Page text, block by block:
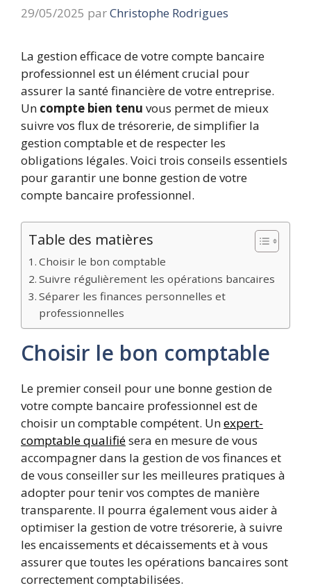
29/05/2025 parChristophe Rodrigues
La gestion efficace de votre compte bancaire
professionnel est un élément crucial pour
assurer la santé financière de votre entreprise.
Un compte bien tenu vous permet de mieux
suivre vos flux de trésorerie, de simplifier la
gestion comptable et de respecter les
obligations légales. Voici trois conseils essentiels
pour garantir une bonne gestion de votre
compte bancaire professionnel.
Table des matières
Choisir le bon comptable
Suivre régulièrement les opérations bancaires
Séparer les finances personnelles et
professionnelles
Choisir le bon comptable
Le premier conseil pour une bonne gestion de
votre compte bancaire professionnel est de
choisir un comptable compétent. Unexpert-
comptable qualifiésera en mesure de vous
accompagner dans la gestion de vos finances et
de vous conseiller sur les meilleures pratiques à
adopter pour tenir vos comptes de manière
transparente. Il pourra également vous aider à
optimiser la gestion de votre trésorerie, à suivre
les encaissements et décaissements et à vous
assurer que toutes les opérations bancaires sont
correctement comptabilisées.